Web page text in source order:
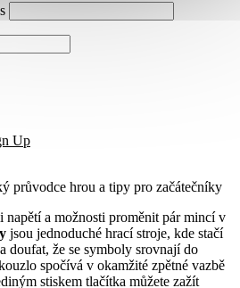
Up
průvodce hrou a tipy pro začátečníky
a možnosti proměnit pár mincí v
jsou jednoduché hrací stroje, kde stačí
doufat, že se symboly srovnají do
spočívá v okamžité zpětné vazbě
stiskem tlačítka můžete zažít